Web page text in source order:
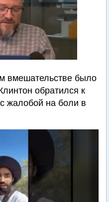
вмешательстве было
обратился к
жалобой на боли в